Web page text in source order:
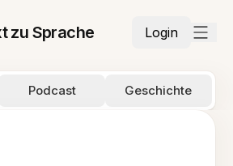
zu Sprache Login
Podcast Geschichte